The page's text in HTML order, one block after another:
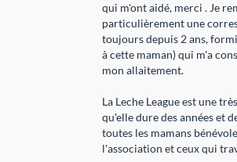
qui m'ont aidé, merci . Je
particulièrement une
toujours depuis 2 ans,
à cette maman) qui m'a
mon allaitement.
La Leche League est une
qu'elle dure des années et
toutes les mamans
l'association et ceux qui